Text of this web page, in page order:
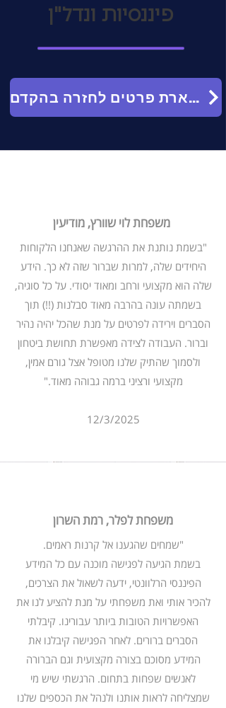
פיננסיות ונדל"ן
להשארת פרטים לחזרה בהקדם
"בשמת נותנת את ההרגשה שאנחנו הלקוחות
היחידים שלה, למרות שברור שזה לא כך. הידע
שלה הוא מקצועי ורחב ומאוד יסודי. על כל סוגיה,
בשמתה עונה בהרבה מאוד סבלנות (!!) תוך
הסברים וירידה לפרטים על מנת שהכל יהיה נהיר
וברור. העבודה לצידה מאפשרת תחושת ביטחון
ולסמוך שהתיק שלנו מטופל אצל גורם אמין,
מקצועי ורציני ברמה גבוהה מאוד."
12/3/2025
משפחת לפלר, רמת השרון
"שמחים שהגענו אל קרנות ראמים.
בשמת הגיעה לפגישה מוכנה עם כל המידע
הפיננסי הרלוונטי, ידעה לשאול את הצרכים,
להכיר אותי ואת משפחתי על מנת להציע לנו את
האפשרויות הטובות ביותר עבורינו. קיבלתי
הסברים ברורים. לאחר הפגישה קיבלנו את
המידע מסוכם בצורה מקצועית וגם הברורה
לאנשים שפחות בתחום. הרגשתי שיש מי
שמצליחה לראות אותנו ולנהל את הכספים שלנו